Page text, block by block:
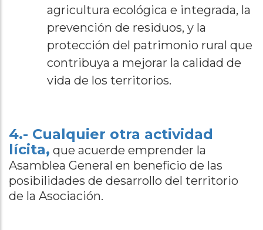
agricultura ecológica e integrada, la
prevención de residuos, y la
protección del patrimonio rural que
contribuya a mejorar la calidad de
vida de los territorios.
4.- Cualquier otra actividad
lícita, que acuerde emprender la
Asamblea General en beneficio de las
posibilidades de desarrollo del territorio
de la Asociación.